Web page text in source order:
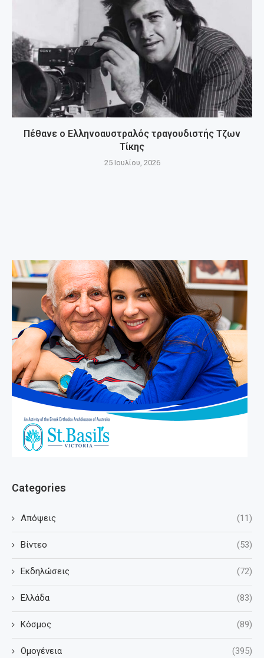
Πέθανε ο Ελληνοαυστραλός τραγουδιστής Τζων
Τίκης
25 Ιουλίου, 2026
Categories
Απόψεις (11)
Βίντεο (53)
Εκδηλώσεις (72)
Ελλάδα (83)
Κόσμος (89)
Ομογένεια (395)